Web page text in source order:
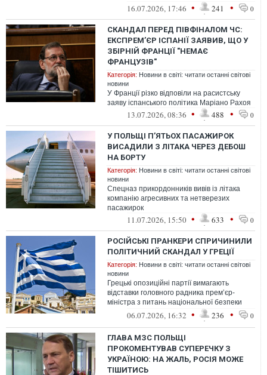
корупційний скандал довкола держфі...
16.07.2026, 17:46 • 241 • 0
СКАНДАЛ ПЕРЕД ПІВФІНАЛОМ ЧС:
ЕКСПРЕМ’ЄР ІСПАНІЇ ЗАЯВИВ, ЩО У
ЗБІРНІЙ ФРАНЦІЇ "НЕМАЄ
ФРАНЦУЗІВ"
Категорія: Новини в світі: читати останні світові
новини
У Франції різко відповіли на расистську
заяву іспанського політика Маріано Рахоя
13.07.2026, 08:36 • 488 • 0
У ПОЛЬЩІ П’ЯТЬОХ ПАСАЖИРОК
ВИСАДИЛИ З ЛІТАКА ЧЕРЕЗ ДЕБОШ
НА БОРТУ
Категорія: Новини в світі: читати останні світові
новини
Спецназ прикордонників вивів із літака
компанію агресивних та нетверезих
пасажирок
11.07.2026, 15:50 • 633 • 0
РОСІЙСЬКІ ПРАНКЕРИ СПРИЧИНИЛИ
ПОЛІТИЧНИЙ СКАНДАЛ У ГРЕЦІЇ
Категорія: Новини в світі: читати останні світові
новини
Грецькі опозиційні партії вимагають
відставки головного радника прем’єр-
міністра з питань національної безпеки
після того, як він став жертвою російсь...
06.07.2026, 16:32 • 236 • 0
ГЛАВА МЗС ПОЛЬЩІ
ПРОКОМЕНТУВАВ СУПЕРЕЧКУ З
УКРАЇНОЮ: НА ЖАЛЬ, РОСІЯ МОЖЕ
ТІШИТИСЬ